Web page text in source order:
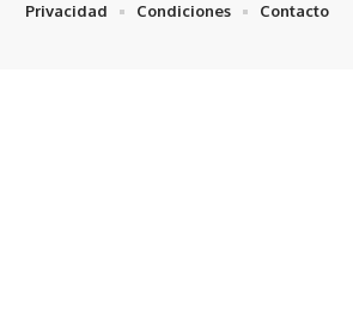
Privacidad Condiciones Contacto